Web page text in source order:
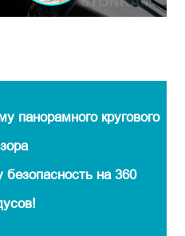
панорамного кругового
на 360